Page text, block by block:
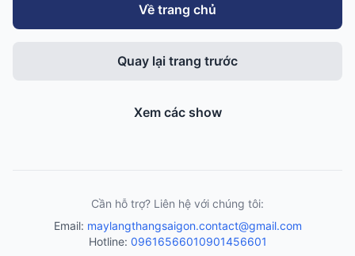
Về trang chủ
Quay lại trang trước
Xem các show
Cần hỗ trợ? Liên hệ với chúng tôi:
Email: maylangthangsaigon.contact@gmail.com
Hotline: 09616566010901456601